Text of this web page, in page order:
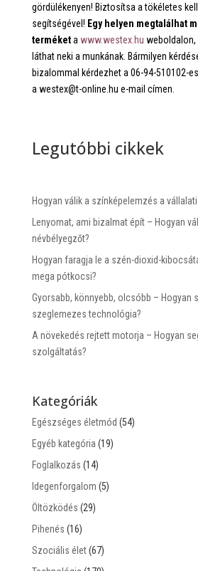
gördülékenyen! Biztosítsa a tökéletes
segítségével! Egy helyen megtalálhat
terméketa www.westex.hu weboldalon,
láthat neki a munkának. Bármilyen
bizalommal kérdezhet a 06-94-510102-
a westex@t-online.hu e-mail címen.
Legutóbbi cikkek
Hogyan válik a színképelemzés a
Lenyomat, ami bizalmat épít – Hogyan
névbélyegzőt?
Hogyan faragja le a szén-dioxid-
mega pótkocsi?
Gyorsabb, könnyebb, olcsóbb – Hogyan
szeglemezes technológia?
A növekedés rejtett motorja – Hogyan
szolgáltatás?
Kategóriák
Egészséges életmód (54)
Egyéb kategória (19)
Foglalkozás (14)
Idegenforgalom (5)
Öltözködés (29)
Pihenés (16)
Szociális élet(67)